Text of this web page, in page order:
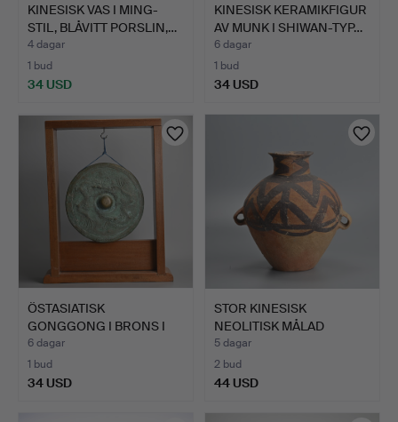
KINESISK VAS I MING-
STIL, BLÅVITT PORSLIN,…
4 dagar
1 bud
34 USD
KINESISK KERAMIKFIGUR
AV MUNK I SHIWAN-TYP…
6 dagar
1 bud
34 USD
ÖSTASIATISK
GONGGONG I BRONS I
TRÄSTÄLLNIN…
6 dagar
1 bud
34 USD
STOR KINESISK
NEOLITISK MÅLAD
KERAMIKKRUKA…
5 dagar
2 bud
44 USD